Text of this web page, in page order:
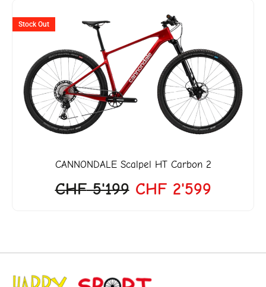
Stock Out
CANNONDALEScalpel HT Carbon 2
CHF5'199
Ursprünglicher
Preis
war:
CHF 5'199
CHF2'599
ist:
CHF